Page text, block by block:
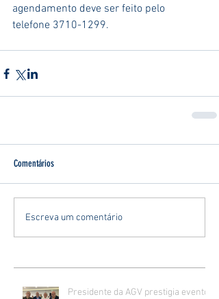
agendamento deve ser feito pelo
telefone 3710-1299.
Comentários
Escreva um comentário
Presidente da AGV prestigia evento